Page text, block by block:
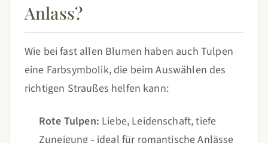
Anlass?
Wie bei fast allen Blumen haben auch Tulpen
eine Farbsymbolik, die beim Auswählen des
richtigen Straußes helfen kann:
Rote Tulpen: Liebe, Leidenschaft, tiefe
Zuneigung - ideal für romantische Anlässe